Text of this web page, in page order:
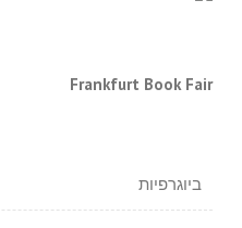
Frankfurt Book Fair
ביוגרפיות